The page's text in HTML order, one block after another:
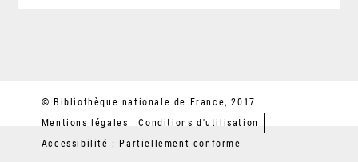
© Bibliothèque nationale de France, 2017
Mentions légales
Conditions d'utilisation
Accessibilité : Partiellement conforme